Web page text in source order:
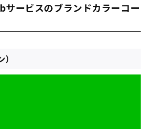
サービスのブランドカラーコー